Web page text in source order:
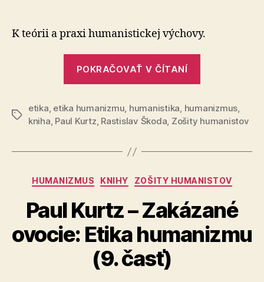
časť)
K teórii a praxi humanistickej výchovy.
POKRAČOVAŤ V ČÍTANÍ
Zakázané
ovocie:
časť)“
Značky
etika, etika humanizmu, humanistika, humanizmus,
kniha, Paul Kurtz, Rastislav Škoda, Zošity humanistov
Kategórie
HUMANIZMUS KNIHY ZOŠITY HUMANISTOV
Paul Kurtz – Zakázané
ovocie: Etika humanizmu
(9. časť)